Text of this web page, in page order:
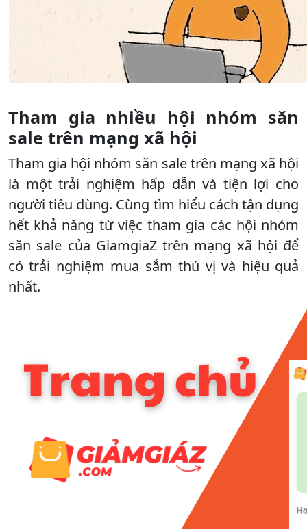
Tham gia nhiều hội nhóm săn
sale trên mạng xã hội
Tham gia hội nhóm săn sale trên mạng xã hội
là một trải nghiệm hấp dẫn và tiện lợi cho
người tiêu dùng. Cùng tìm hiểu cách tận dụng
hết khả năng từ việc tham gia các hội nhóm
săn sale của GiamgiaZ trên mạng xã hội để
có trải nghiệm mua sắm thú vị và hiệu quả
nhất.